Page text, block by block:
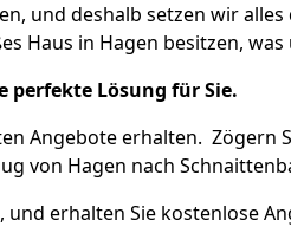
und deshalb setzen wir
Haus in Hagen besitzen,
perfekte Lösung für Sie.
Angebote erhalten. Zögern
von Hagen nach
, und erhalten Sie kostenlose